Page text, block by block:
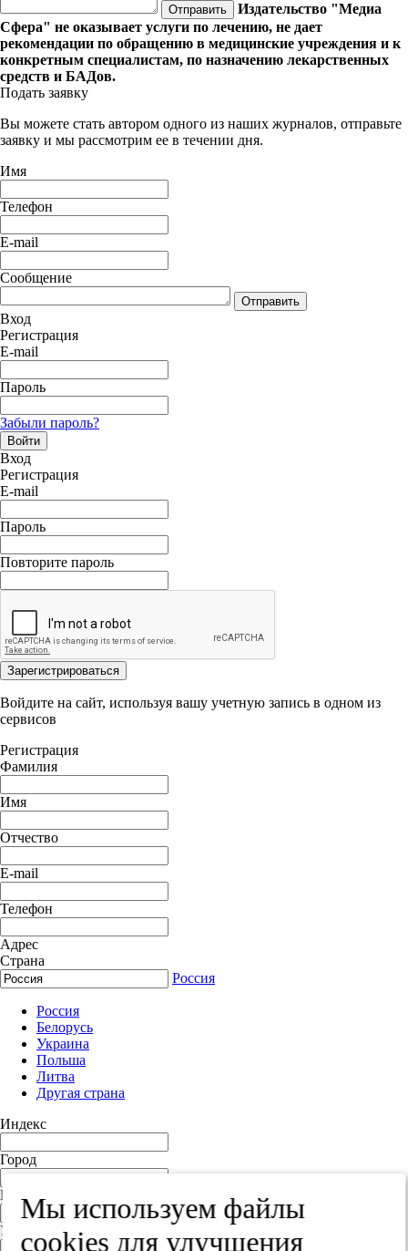
Отправить
Издательство "Медиа
Сфера" не оказывает услуги по лечению, не дает
рекомендации по обращению в медицинские учреждения и к
конкретным специалистам, по назначению лекарственных
средств и БАДов.
Подать заявку
Вы можете стать автором одного из наших журналов, отправьте
заявку и мы рассмотрим ее в течении дня.
Имя
Телефон
E-mail
Сообщение
Отправить
Вход
Регистрация
E-mail
Пароль
Забыли пароль?
Войти
Вход
Регистрация
E-mail
Пароль
Повторите пароль
Зарегистрироваться
Войдите на сайт, используя вашу учетную запись в одном из
сервисов
Регистрация
Фамилия
Имя
Отчество
E-mail
Телефон
Адрес
Страна
Россия
Россия
Белорусь
Украина
Польша
Литва
Другая страна
Индекс
Город
Край
Улица
Мы используем файлы
cооkies для улучшения